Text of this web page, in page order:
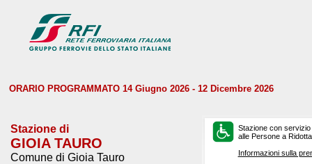
ORARIO PROGRAMMATO 14 Giugno 2026 - 12 Dicembre 2026
Stazione di
GIOIA TAURO
Comune di Gioia Tauro
Stazione con
alle Persone a
Informazioni sulla